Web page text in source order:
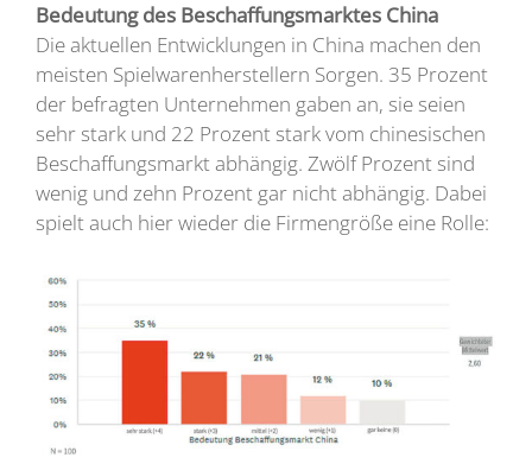
Bedeutung des Beschaffungsmarktes China
Die aktuellen Entwicklungen in China machen den
meisten Spielwarenherstellern Sorgen. 35 Prozent
der befragten Unternehmen gaben an, sie seien
sehr stark und 22 Prozent stark vom chinesischen
Beschaffungsmarkt abhängig. Zwölf Prozent sind
wenig und zehn Prozent gar nicht abhängig. Dabei
spielt auch hier wieder die Firmengröße eine Rolle: